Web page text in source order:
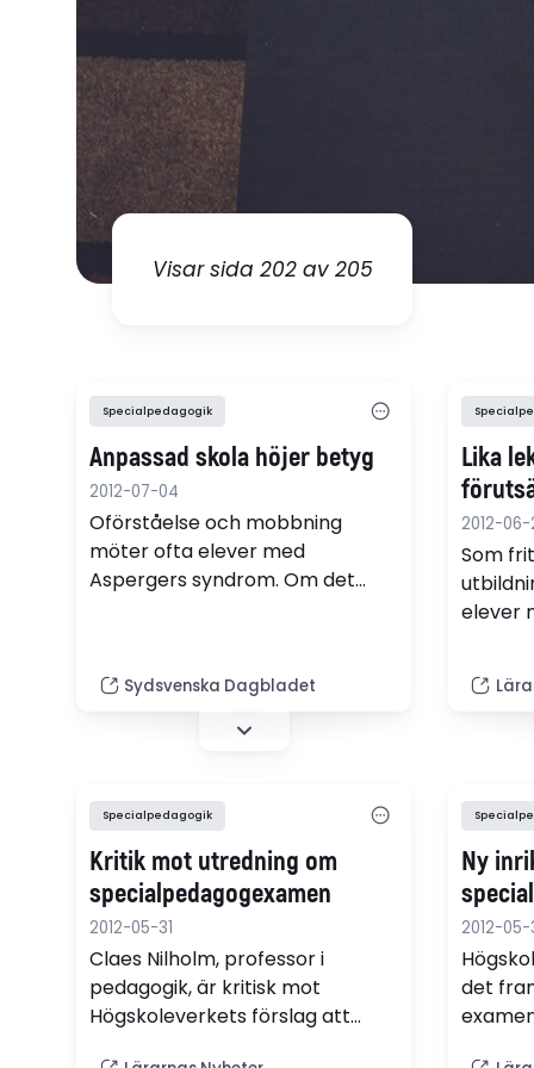
Visar sida 202 av 205
Specialpedagogik
Anpassad skola höjer betyg
2012-07-04
Oförståelse och mobbning
möter ofta elever med
Aspergers syndrom. Om det
Sydsvenska Dagbladet
Lika
2012-06-
Som
elever
I
Specialpedagogik
Kritik mot utredning om
specialpedagogexamen
2012-05-31
Claes Nilholm, professor i
pedagogik, är kritisk mot
Högskoleverkets förslag att
Ny
2012-05-
det